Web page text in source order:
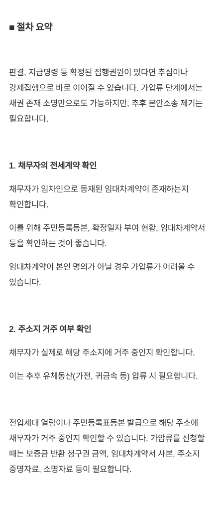
■ 절차 요약
판결, 지급명령 등 확정된 집행권원이 있다면 추심이나
강제집행으로 바로 이어질 수 있습니다. 가압류 단계에서는
채권 존재 소명만으로도 가능하지만, 추후 본안소송 제기는
필요합니다.
1. 채무자의 전세계약 확인
채무자가 임차인으로 등재된 임대차계약이 존재하는지
확인합니다.
이를 위해 주민등록등본, 확정일자 부여 현황, 임대차계약서
등을 확인하는 것이 좋습니다.
임대차계약이 본인 명의가 아닐 경우 가압류가 어려울 수
있습니다.
2. 주소지 거주 여부 확인
채무자가 실제로 해당 주소지에 거주 중인지 확인합니다.
이는 추후 유체동산(가전, 귀금속 등) 압류 시 필요합니다.
전입세대 열람이나 주민등록표등본 발급으로 해당 주소에
채무자가 거주 중인지 확인할 수 있습니다. 가압류를 신청할
때는 보증금 반환 청구권 금액, 임대차계약서 사본, 주소지
증명자료, 소명자료 등이 필요합니다.